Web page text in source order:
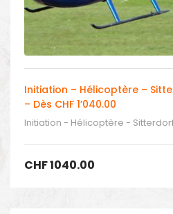
Initiation – Hélicoptère –
– Dès CHF 1’040.00
Initiation - Hélicoptère -
CHF1040.00